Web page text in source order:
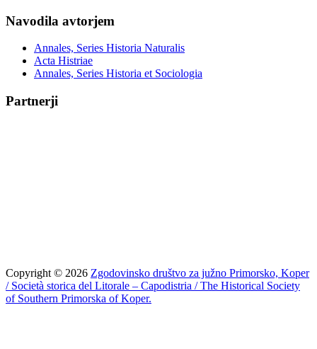
Navodila avtorjem
Annales, Series Historia Naturalis
Acta Histriae
Annales, Series Historia et Sociologia
Partnerji
Copyright © 2026 Zgodovinsko društvo za južno Primorsko, Koper
/ Società storica del Litorale – Capodistria / The Historical Society
of Southern Primorska of Koper.